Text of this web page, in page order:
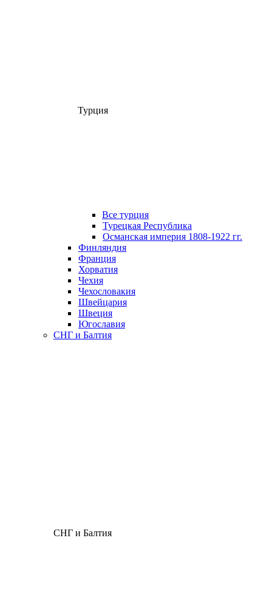
Турция
Все турция
Турецкая Республика
Османская империя 1808-1922 гг.
Финляндия
Франция
Хорватия
Чехия
Чехословакия
Швейцария
Швеция
Югославия
СНГ и Балтия
СНГ и Балтия